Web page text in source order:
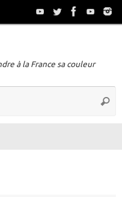
à la France sa couleur